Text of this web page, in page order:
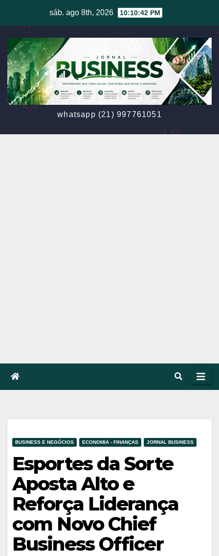
content
sáb. ago 8th, 2026 10:10:44 PM
whatsapp (21) 997761051
BUSINESS E NEGÓCIOS ECONOMIA - FINANÇAS JORNAL BUSINESS
Esportes da Sorte
Aposta Alto e
Reforça Liderança
com Novo Chief
Business Officer